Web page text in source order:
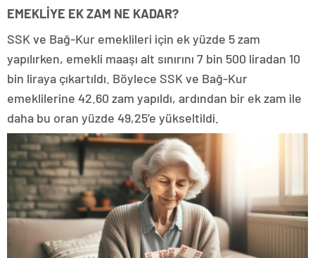
EMEKLİYE EK ZAM NE KADAR?
SSK ve Bağ-Kur emeklileri için ek yüzde 5 zam
yapılırken, emekli maaşı alt sınırını 7 bin 500 liradan 10
bin liraya çıkartıldı. Böylece SSK ve Bağ-Kur
emeklilerine 42.60 zam yapıldı, ardından bir ek zam ile
daha bu oran yüzde 49,25’e yükseltildi.